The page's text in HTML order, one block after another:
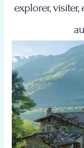
explorer,